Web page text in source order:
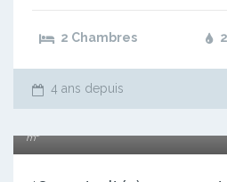
2 Chambres
4 ans depuis
m²